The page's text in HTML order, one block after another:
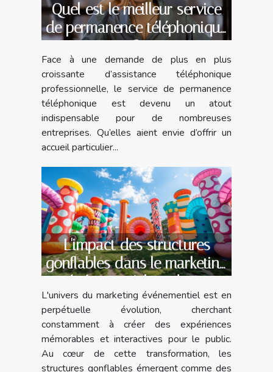
Quel est le meilleur service
de permanence téléphonique
?
Face à une demande de plus en plus
croissante d’assistance téléphonique
professionnelle, le service de permanence
téléphonique est devenu un atout
indispensable pour de nombreuses
entreprises. Qu’elles aient envie d’offrir un
accueil particulier...
L'impact des structures
gonflables dans le marketing
événementiel moderne
L'univers du marketing événementiel est en
perpétuelle évolution, cherchant
constamment à créer des expériences
mémorables et interactives pour le public.
Au cœur de cette transformation, les
structures gonflables émergent comme des